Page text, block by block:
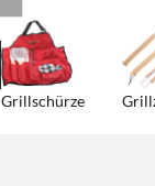
Grillschürze